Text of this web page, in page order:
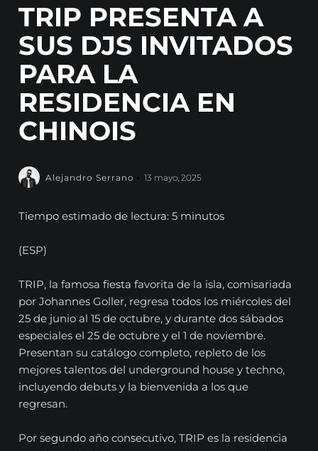
TRIP PRESENTA A
SUS DJS INVITADOS
PARA LA
RESIDENCIA EN
CHINOIS
Alejandro Serrano 13 mayo, 2025
Tiempo estimado de lectura: 5 minutos
(ESP)
TRIP, la famosa fiesta favorita de la isla, comisariada
por Johannes Goller, regresa todos los miércoles del
25 de junio al 15 de octubre, y durante dos sábados
especiales el 25 de octubre y el 1 de noviembre.
Presentan su catálogo completo, repleto de los
mejores talentos del underground house y techno,
incluyendo debuts y la bienvenida a los que
regresan.
Por segundo año consecutivo, TRIP es la residencia